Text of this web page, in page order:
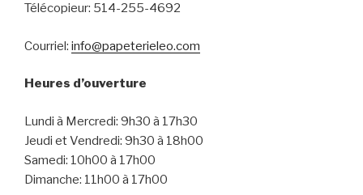
Télécopieur: 514-255-4692
Courriel: info@papeterieleo.com
Heures d’ouverture
Lundi à Mercredi: 9h30 à 17h30
Jeudi et Vendredi: 9h30 à 18h00
Samedi: 10h00 à 17h00
Dimanche: 11h00 à 17h00